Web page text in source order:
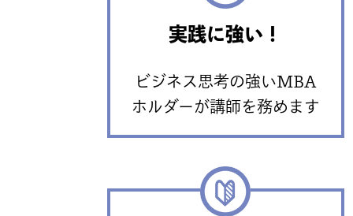
実践に強い！
ビジネス思考の強いMBA
ホルダーが講師を務めます